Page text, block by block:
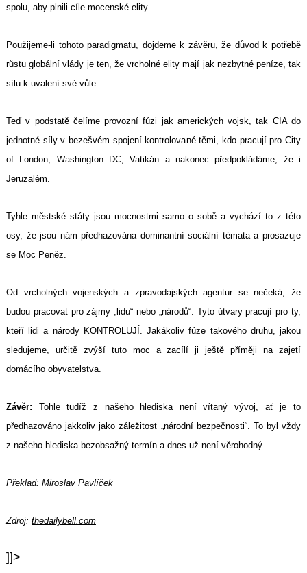
spolu, aby plnili cíle mocenské elity.
Použijeme-li tohoto paradigmatu, dojdeme k závěru, že důvod k potřebě
růstuglobální vlády je ten, že vrcholné elity mají jak nezbytné peníze, tak
sílu k uvalení své vůle.
Teď v podstatě čelíme provozní fúzi jak amerických vojsk, tak CIA do
jednotné síly v bezešvém spojení kontrolované těmi, kdo pracují pro City
of London, Washington DC,Vatikán a nakonec předpokládáme, že i
Jeruzalém.
Tyhle městské státy jsou mocnostmi samo o sobě a vychází to z této
osy, že jsou nám předhazována dominantní sociální témata a prosazuje
se Moc Peněz.
Od vrcholných vojenských a zpravodajských agentur se nečeká, že
budou pracovat pro zájmy „lidu“ nebo „národů“. Tyto útvary pracují pro ty,
kteří lidi a národy KONTROLUJÍ. Jakákoliv fúze takového druhu, jakou
sledujeme, určitě zvýší tuto moc a zacílí ji ještě příměji na zajetí
domácího obyvatelstva.
Závěr: Tohle tudíž z našeho hlediska není vítaný vývoj, ať je to
předhazováno jakkoliv jako záležitost „národní bezpečnosti“. To byl vždy
z našeho hlediska bezobsažný termín a dnes už není věrohodný.
Překlad: Miroslav Pavlíček
Zdroj: thedailybell.com
]]>